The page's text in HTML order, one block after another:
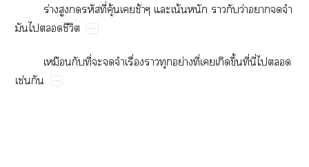
ร่​​​​ี่​ุ้​​ช้​​น้​​​​ว่​​​​
​​​ี
​​ี่​​​​ื่​​​ย่​ี่​​​ึ้​ี่​ี่​​​
ช่​